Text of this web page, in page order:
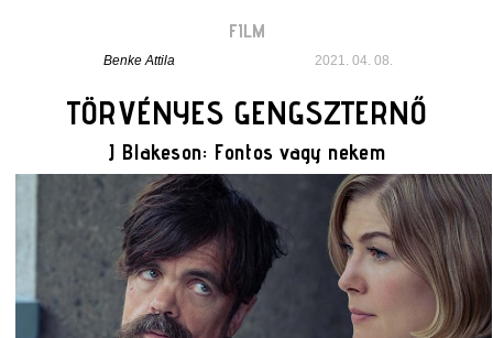
FILM
Benke Attila 2021. 04. 08.
TÖRVÉNYES GENGSZTERNŐ
J Blakeson: Fontos vagy nekem